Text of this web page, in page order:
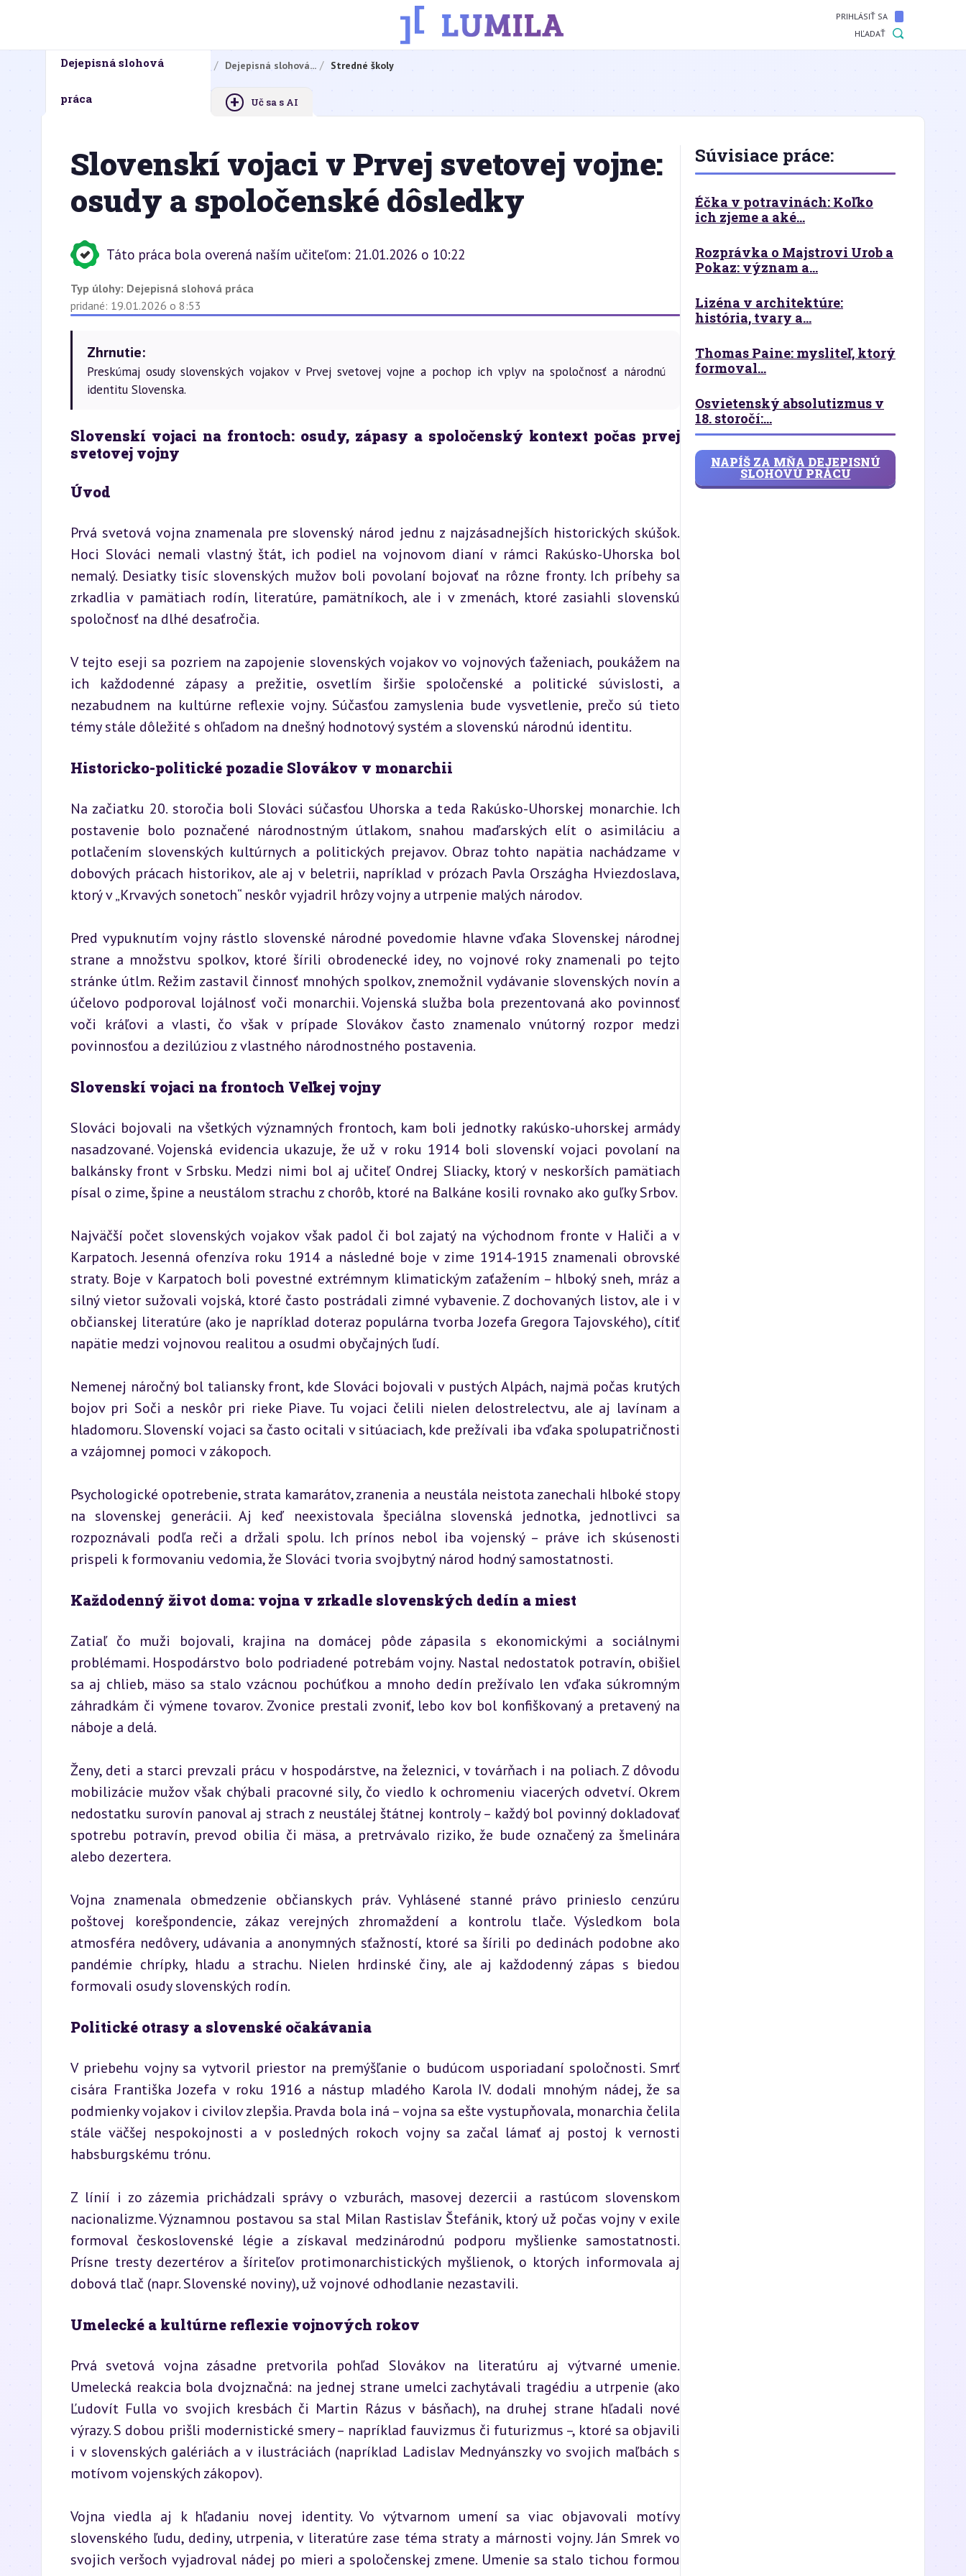
PRIHLÁSIŤ SA
HĽADAŤ
Domovská stránka Domáce úlohy Dejepisná slohová... Stredné školy
Dejepisná slohová
práca + Uč sa s AI
Slovenskí vojaci v Prvej svetovej vojne:
osudy a spoločenské dôsledky
Táto práca bola overená naším učiteľom: 21.01.2026 o 10:22
Typ úlohy: Dejepisná slohová práca
pridané: 19.01.2026 o 8:53
Zhrnutie:
Preskúmaj osudy slovenských vojakov v Prvej svetovej vojne a pochop ich vplyv na spoločnosť a národnú
identitu Slovenska.
Slovenskí vojaci na frontoch: osudy, zápasy a spoločenský kontext počas prvej
svetovej vojny
Úvod
Prvá svetová vojna znamenala pre slovenský národ jednu z najzásadnejších historických skúšok.
Hoci Slováci nemali vlastný štát, ich podiel na vojnovom dianí v rámci Rakúsko-Uhorska bol
nemalý. Desiatky tisíc slovenských mužov boli povolaní bojovať na rôzne fronty. Ich príbehy sa
zrkadlia v pamätiach rodín, literatúre, pamätníkoch, ale i v zmenách, ktoré zasiahli slovenskú
spoločnosť na dlhé desaťročia.
V tejto eseji sa pozriem na zapojenie slovenských vojakov vo vojnových ťaženiach, poukážem na
ich každodenné zápasy a prežitie, osvetlím širšie spoločenské a politické súvislosti, a
nezabudnem na kultúrne reflexie vojny. Súčasťou zamyslenia bude vysvetlenie, prečo sú tieto
témy stále dôležité s ohľadom na dnešný hodnotový systém a slovenskú národnú identitu.
Historicko-politické pozadie Slovákov v monarchii
Na začiatku 20. storočia boli Slováci súčasťou Uhorska a teda Rakúsko-Uhorskej monarchie. Ich
postavenie bolo poznačené národnostným útlakom, snahou maďarských elít o asimiláciu a
potlačením slovenských kultúrnych a politických prejavov. Obraz tohto napätia nachádzame v
dobových prácach historikov, ale aj v beletrii, napríklad v prózach Pavla Országha Hviezdoslava,
ktorý v „Krvavých sonetoch“ neskôr vyjadril hrôzy vojny a utrpenie malých národov.
Pred vypuknutím vojny rástlo slovenské národné povedomie hlavne vďaka Slovenskej národnej
strane a množstvu spolkov, ktoré šírili obrodenecké idey, no vojnové roky znamenali po tejto
stránke útlm. Režim zastavil činnosť mnohých spolkov, znemožnil vydávanie slovenských novín a
účelovo podporoval lojálnosť voči monarchii. Vojenská služba bola prezentovaná ako povinnosť
voči kráľovi a vlasti, čo však v prípade Slovákov často znamenalo vnútorný rozpor medzi
povinnosťou a dezilúziou z vlastného národnostného postavenia.
Slovenskí vojaci na frontoch Veľkej vojny
Slováci bojovali na všetkých významných frontoch, kam boli jednotky rakúsko-uhorskej armády
nasadzované. Vojenská evidencia ukazuje, že už v roku 1914 boli slovenskí vojaci povolaní na
balkánsky front v Srbsku. Medzi nimi bol aj učiteľ Ondrej Sliacky, ktorý v neskorších pamätiach
písal o zime, špine a neustálom strachu z chorôb, ktoré na Balkáne kosili rovnako ako guľky Srbov.
Najväčší počet slovenských vojakov však padol či bol zajatý na východnom fronte v Haliči a v
Karpatoch. Jesenná ofenzíva roku 1914 a následné boje v zime 1914-1915 znamenali obrovské
straty. Boje v Karpatoch boli povestné extrémnym klimatickým zaťažením – hlboký sneh, mráz a
silný vietor sužovali vojská, ktoré často postrádali zimné vybavenie. Z dochovaných listov, ale i v
občianskej literatúre (ako je napríklad doteraz populárna tvorba Jozefa Gregora Tajovského), cítiť
napätie medzi vojnovou realitou a osudmi obyčajných ľudí.
Nemenej náročný bol taliansky front, kde Slováci bojovali v pustých Alpách, najmä počas krutých
bojov pri Soči a neskôr pri rieke Piave. Tu vojaci čelili nielen delostrelectvu, ale aj lavínam a
hladomoru. Slovenskí vojaci sa často ocitali v sitúaciach, kde prežívali iba vďaka spolupatričnosti
a vzájomnej pomoci v zákopoch.
Psychologické opotrebenie, strata kamarátov, zranenia a neustála neistota zanechali hlboké stopy
na slovenskej generácii. Aj keď neexistovala špeciálna slovenská jednotka, jednotlivci sa
rozpoznávali podľa reči a držali spolu. Ich prínos nebol iba vojenský – práve ich skúsenosti
prispeli k formovaniu vedomia, že Slováci tvoria svojbytný národ hodný samostatnosti.
Každodenný život doma: vojna v zrkadle slovenských dedín a miest
Zatiaľ čo muži bojovali, krajina na domácej pôde zápasila s ekonomickými a sociálnymi
problémami. Hospodárstvo bolo podriadené potrebám vojny. Nastal nedostatok potravín, obišiel
sa aj chlieb, mäso sa stalo vzácnou pochúťkou a mnoho dedín prežívalo len vďaka súkromným
záhradkám či výmene tovarov. Zvonice prestali zvoniť, lebo kov bol konfiškovaný a pretavený na
náboje a delá.
Ženy, deti a starci prevzali prácu v hospodárstve, na železnici, v továrňach i na poliach. Z dôvodu
mobilizácie mužov však chýbali pracovné sily, čo viedlo k ochromeniu viacerých odvetví. Okrem
nedostatku surovín panoval aj strach z neustálej štátnej kontroly – každý bol povinný dokladovať
spotrebu potravín, prevod obilia či mäsa, a pretrvávalo riziko, že bude označený za šmelinára
alebo dezertera.
Vojna znamenala obmedzenie občianskych práv. Vyhlásené stanné právo prinieslo cenzúru
poštovej korešpondencie, zákaz verejných zhromaždení a kontrolu tlače. Výsledkom bola
atmosféra nedôvery, udávania a anonymných sťažností, ktoré sa šírili po dedinách podobne ako
pandémie chrípky, hladu a strachu. Nielen hrdinské činy, ale aj každodenný zápas s biedou
formovali osudy slovenských rodín.
Politické otrasy a slovenské očakávania
V priebehu vojny sa vytvoril priestor na premýšľanie o budúcom usporiadaní spoločnosti. Smrť
cisára Františka Jozefa v roku 1916 a nástup mladého Karola IV. dodali mnohým nádej, že sa
podmienky vojakov i civilov zlepšia. Pravda bola iná – vojna sa ešte vystupňovala, monarchia čelila
stále väčšej nespokojnosti a v posledných rokoch vojny sa začal lámať aj postoj k vernosti
habsburgskému trónu.
Z línií i zo zázemia prichádzali správy o vzburách, masovej dezercii a rastúcom slovenskom
nacionalizme. Významnou postavou sa stal Milan Rastislav Štefánik, ktorý už počas vojny v exile
formoval československé légie a získaval medzinárodnú podporu myšlienke samostatnosti.
Prísne tresty dezertérov a šíriteľov protimonarchistických myšlienok, o ktorých informovala aj
dobová tlač (napr. Slovenské noviny), už vojnové odhodlanie nezastavili.
Umelecké a kultúrne reflexie vojnových rokov
Prvá svetová vojna zásadne pretvorila pohľad Slovákov na literatúru aj výtvarné umenie.
Umelecká reakcia bola dvojznačná: na jednej strane umelci zachytávali tragédiu a utrpenie (ako
Ľudovít Fulla vo svojich kresbách či Martin Rázus v básňach), na druhej strane hľadali nové
výrazy. S dobou prišli modernistické smery – napríklad fauvizmus či futurizmus –, ktoré sa objavili
i v slovenských galériách a v ilustráciách (napríklad Ladislav Mednyánszky vo svojich maľbách s
motívom vojenských zákopov).
Vojna viedla aj k hľadaniu novej identity. Vo výtvarnom umení sa viac objavovali motívy
slovenského ľudu, dediny, utrpenia, v literatúre zase téma straty a márnosti vojny. Ján Smrek vo
svojich veršoch vyjadroval nádej po mieri a spoločenskej zmene. Umenie sa stalo tichou formou
Súvisiace práce:
Éčka v potravinách: Koľko
ich zjeme a aké...
Rozprávka o Majstrovi Urob a
Pokaz: význam a...
Lizéna v architektúre:
história, tvary a...
Thomas Paine: mysliteľ, ktorý
formoval...
Osvietenský absolutizmus v
18. storočí:...
NAPÍŠ ZA MŇA DEJEPISNÚ
SLOHOVÚ PRÁCU